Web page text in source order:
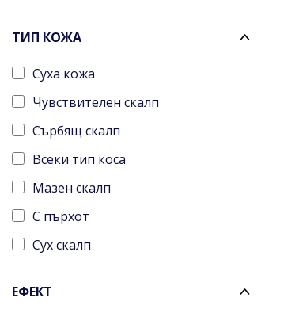
ТИП КОЖА
Суха кожа
Чувствителен скалп
Сърбящ скалп
Всеки тип коса
Мазен скалп
С пърхот
Сух скалп
ЕФЕКТ